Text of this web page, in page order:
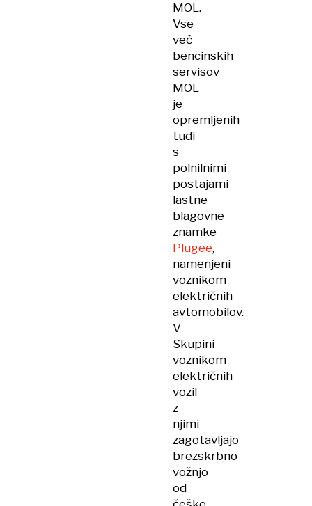
MOL.
Vse
več
bencinskih
servisov
MOL
je
opremljenih
tudi
s
polnilnimi
postajami
lastne
blagovne
znamke
Plugee,
namenjeni
voznikom
električnih
avtomobilov.
V
Skupini
voznikom
električnih
vozil
z
njimi
zagotavljajo
brezskrbno
vožnjo
od